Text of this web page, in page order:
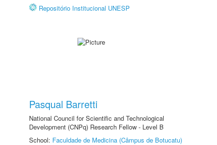
Repositório Institucional UNESP
Pasqual Barretti
National Council for Scientific and Technological
Development (CNPq) Research Fellow - Level B
School: Faculdade de Medicina (Câmpus de Botucatu)